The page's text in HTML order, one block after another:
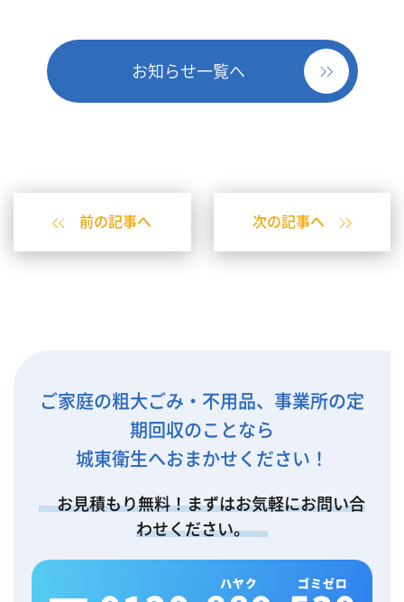
お知らせ一覧へ
前の記事へ 次の記事へ
ご家庭の粗大ごみ・不用品、事業所の定
期回収のことなら
城東衛生へおまかせください！
お見積もり無料！まずはお気軽にお問い合
わせください。